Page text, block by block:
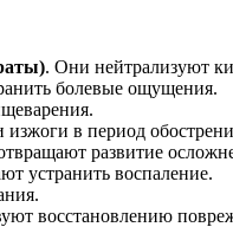
. Они нейтрализуют
болевые ощущения.
в период
развитие
устранить воспаление.
восстановлению